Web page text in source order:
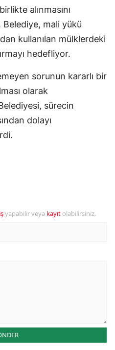
alınmasını
Belediye, mali yükü
kullanılan mülklerdeki
hedefliyor.
sorunun kararlı bir
olarak
sürecin
dolayı
yapabilir veya kayıt olabilirsiniz.